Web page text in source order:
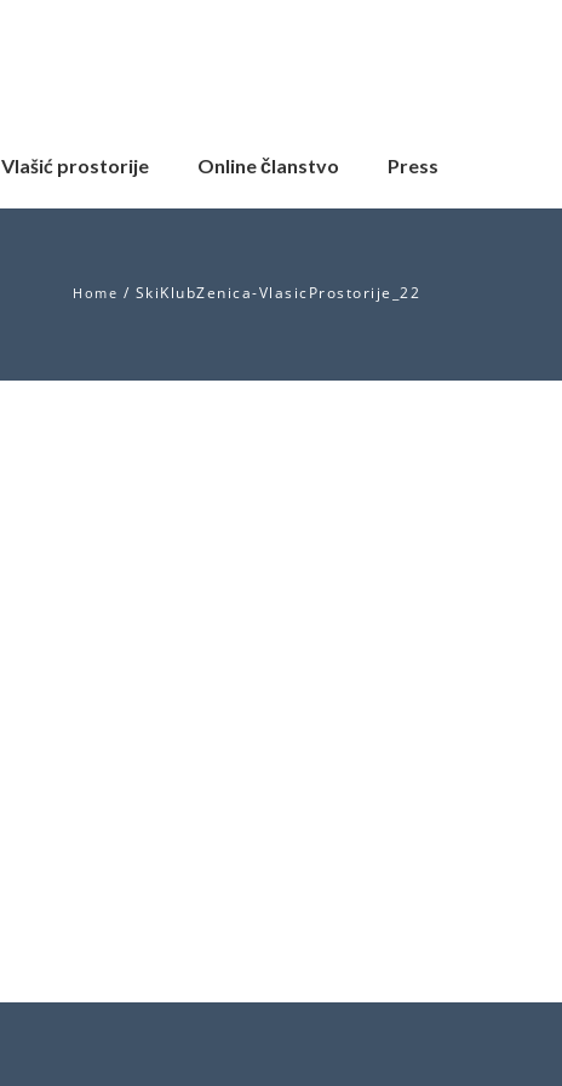
Vlašić prostorije Online članstvo Press
Home / SkiKlubZenica-VlasicProstorije_22